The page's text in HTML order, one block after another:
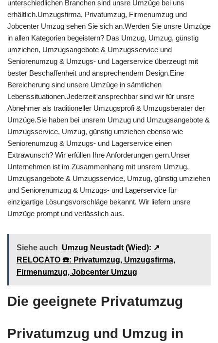
unterschiedlichen Branchen sind unsre Umzüge bei uns
erhältlich.Umzugsfirma, Privatumzug, Firmenumzug und
Jobcenter Umzug sehen Sie sich an.Werden Sie unsre Umzüge
in allen Kategorien begeistern? Das Umzug, Umzug, günstig
umziehen, Umzugsangebote & Umzugsservice und
Seniorenumzug & Umzugs- und Lagerservice überzeugt mit
bester Beschaffenheit und ansprechendem Design.Eine
Bereicherung sind unsere Umzüge in sämtlichen
Lebenssituationen.Jederzeit ansprechbar sind wir für unsre
Abnehmer als traditioneller Umzugsprofi & Umzugsberater der
Umzüge.Sie haben bei unsrem Umzug und Umzugsangebote &
Umzugsservice, Umzug, günstig umziehen ebenso wie
Seniorenumzug & Umzugs- und Lagerservice einen
Extrawunsch? Wir erfüllen Ihre Anforderungen gern.Unser
Unternehmen ist im Zusammenhang mit unsrem Umzug,
Umzugsangebote & Umzugsservice, Umzug, günstig umziehen
und Seniorenumzug & Umzugs- und Lagerservice für
einzigartige Lösungsvorschläge bekannt. Wir liefern unsre
Umzüge prompt und verlässlich aus.
Siehe auch Umzug Neustadt (Wied): ↗️
RELOCATO ☎️: Privatumzug, Umzugsfirma,
Firmenumzug, Jobcenter Umzug
Die geeignete Privatumzug
Privatumzug und Umzug in